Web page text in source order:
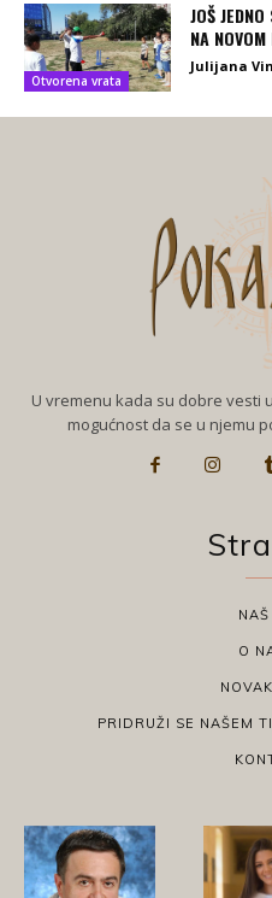
Otvorena vrata
JOŠ
NA
Julijana
U vremenu kada su dobre vesti
mogućnost da se u njemu
O
PRIDRUŽI SE NAŠEM